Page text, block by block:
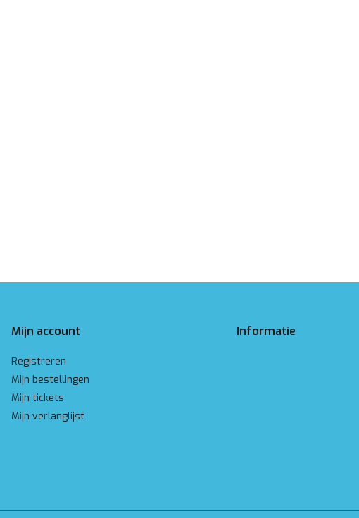
Mijn account
Registreren
Mijn bestellingen
Mijn tickets
Mijn verlanglijst
Informatie